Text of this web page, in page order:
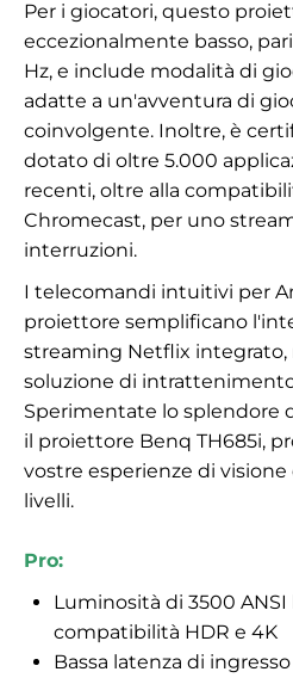
Per i giocatori, questo
eccezionalmente basso, pari
Hz, e include modalità di
adatte a un'avventura di
coinvolgente. Inoltre, è
dotato di oltre 5.000
recenti, oltre alla
Chromecast, per uno
interruzioni.
I telecomandi intuitivi per
proiettore semplificano
streaming Netflix integrato,
soluzione di
Sperimentate lo splendore
il proiettore Benq TH685i,
vostre esperienze di visione
livelli.
Pro:
Luminosità di 3500
compatibilità HDR e 4K
Bassa latenza di